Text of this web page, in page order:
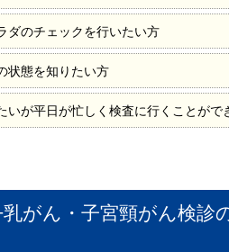
ダのチェックを行いたい方
状態を知りたい方
いが平日が忙しく検査に行くことがで
がん・子宮頸がん検診